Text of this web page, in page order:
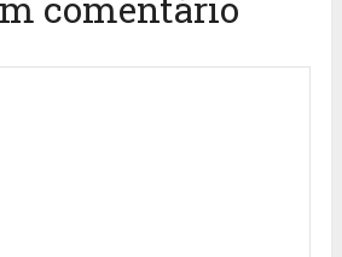
comentário